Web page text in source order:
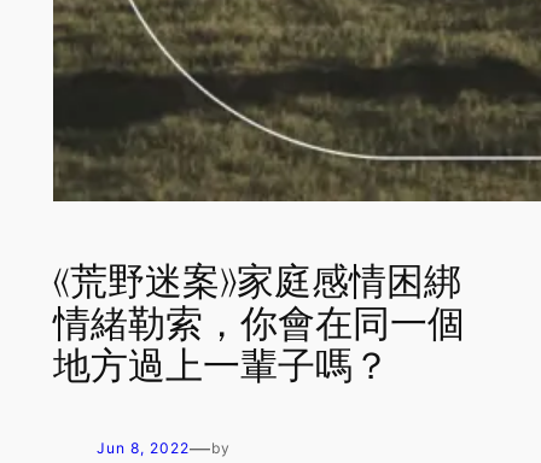
《荒野迷案》家庭感情困綁
情緒勒索，你會在同一個
地方過上一輩子嗎？
Jun 8, 2022—by